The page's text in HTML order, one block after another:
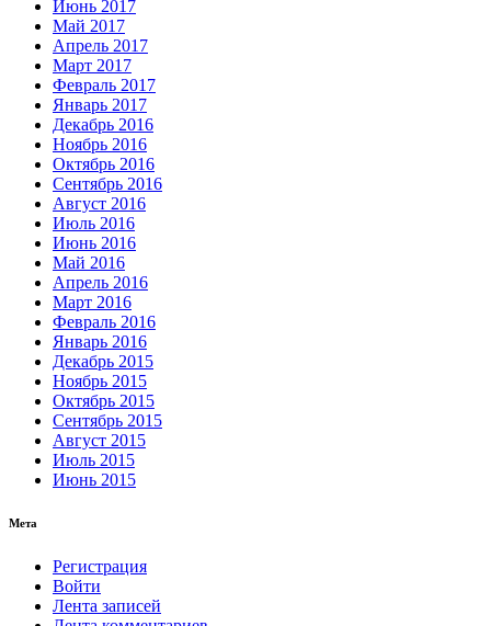
Июнь 2017
Май 2017
Апрель 2017
Март 2017
Февраль 2017
Январь 2017
Декабрь 2016
Ноябрь 2016
Октябрь 2016
Сентябрь 2016
Август 2016
Июль 2016
Июнь 2016
Май 2016
Апрель 2016
Март 2016
Февраль 2016
Январь 2016
Декабрь 2015
Ноябрь 2015
Октябрь 2015
Сентябрь 2015
Август 2015
Июль 2015
Июнь 2015
Мета
Регистрация
Войти
Лента записей